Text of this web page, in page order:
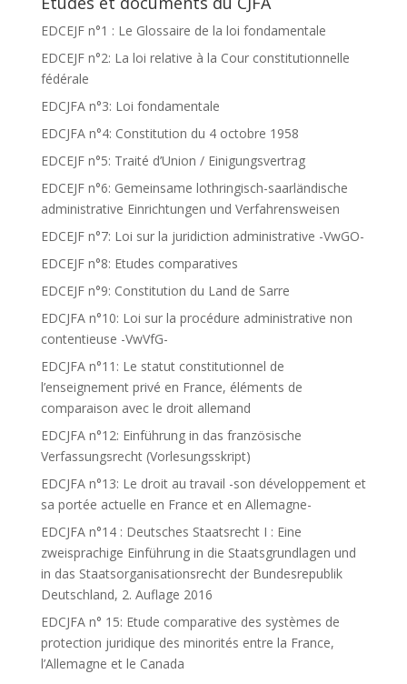
EDCEJF n°1 : Le Glossaire de la loi fondamentale
EDCEJF n°2: La loi relative à la Cour constitutionnelle
fédérale
EDCJFA n°3: Loi fondamentale
EDCJFA n°4: Constitution du 4 octobre 1958
EDCEJF n°5: Traité d’Union / Einigungsvertrag
EDCEJF n°6: Gemeinsame lothringisch-saarländische
administrative Einrichtungen und Verfahrensweisen
EDCEJF n°7: Loi sur la juridiction administrative -VwGO-
EDCEJF n°8: Etudes comparatives
EDCEJF n°9: Constitution du Land de Sarre
EDCJFA n°10: Loi sur la procédure administrative non
contentieuse -VwVfG-
EDCJFA n°11: Le statut constitutionnel de
l’enseignement privé en France, éléments de
comparaison avec le droit allemand
EDCJFA n°12: Einführung in das französische
Verfassungsrecht (Vorlesungsskript)
EDCJFA n°13: Le droit au travail -son développement et
sa portée actuelle en France et en Allemagne-
EDCJFA n°14 : Deutsches Staatsrecht I : Eine
zweisprachige Einführung in die Staatsgrundlagen und
in das Staatsorganisationsrecht der Bundesrepublik
Deutschland, 2. Auflage 2016
EDCJFA n° 15: Etude comparative des systèmes de
protection juridique des minorités entre la France,
l’Allemagne et le Canada